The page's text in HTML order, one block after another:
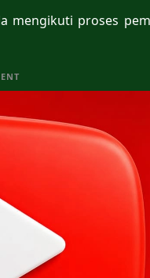
mengikuti proses